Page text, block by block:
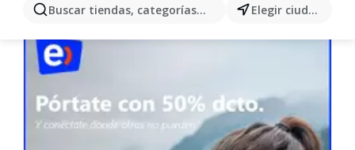
Buscar tiendas, categorías, productos... Elegir ciudad
Más ofertas en la categoría